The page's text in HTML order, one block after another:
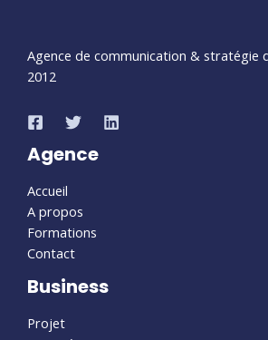
Agence de communication & stratégie
2012
Agence
Accueil
A propos
Formations
Contact
Business
Projet